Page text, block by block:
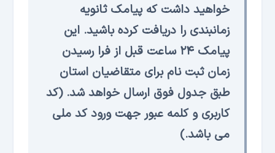
خواهید داشت که پیامک ثانویه
زمانبندی را دریافت کرده باشید. این
پیامک ۲۴ ساعت قبل از فرا رسیدن
زمان ثبت نام برای متقاضیان استان
طبق جدول فوق ارسال خواهد شد. (کد
کاربری و کلمه عبور جهت ورود کد ملی
می باشد.)